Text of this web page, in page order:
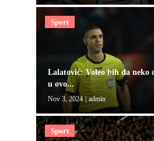
Sport
Lalatović: Voleo bih da neko
u ovo...
Nov 3, 2024 admin
Sport